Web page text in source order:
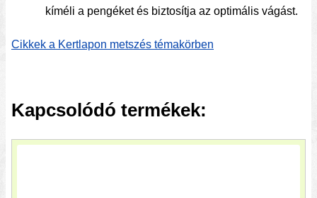
kíméli a pengéket és biztosítja az optimális vágást.
Cikkek a Kertlapon metszés témakörben
Kapcsolódó termékek: